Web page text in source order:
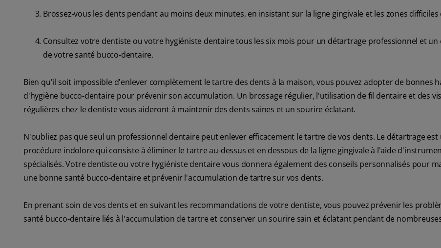
Brossez-vous les dents pendant au moins deux minutes, en insistant sur la ligne gingivale et les zones difficiles
Consultez votre dentiste ou votre hygiéniste dentaire tous les six mois pour un détartrage professionnel et un
de votre santé bucco-dentaire.
Bien qu'il soit impossible d'enlever complètement le tartre des dents à la maison, vous pouvez adopter de bonnes
d'hygiène bucco-dentaire pour prévenir son accumulation. Un brossage régulier, l'utilisation de fil dentaire et des
régulières chez le dentiste vous aideront à maintenir des dents saines et un sourire éclatant.
N'oubliez pas que seul un professionnel dentaire peut enlever efficacement le tartre de vos dents. Le détartrage est
procédure indolore qui consiste à éliminer le tartre au-dessus et en dessous de la ligne gingivale à l'aide
spécialisés. Votre dentiste ou votre hygiéniste dentaire vous donnera également des conseils personnalisés pour
une bonne santé bucco-dentaire et prévenir l'accumulation de tartre sur vos dents.
En prenant soin de vos dents et en suivant les recommandations de votre dentiste, vous pouvez prévenir les
santé bucco-dentaire liés à l'accumulation de tartre et conserver un sourire sain et éclatant pendant de